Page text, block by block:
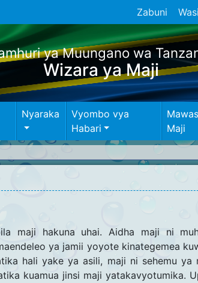
Zabuni
ya Muungano wa
Wizara ya Maji
Nyaraka
Vyombo vya
Habari
Maji
maji hakuna uhai. Aidha maji ni
ya jamii yoyote kinategemea
hali yake ya asili, maji ni sehemu ya
kuamua jinsi maji yatakavyotumika.